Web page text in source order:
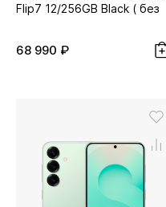
Flip7 12/256GB Black ( без
68 990 ₽